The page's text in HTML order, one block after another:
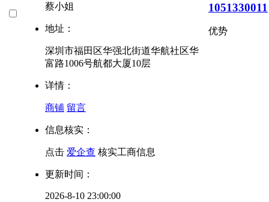
蔡小姐
地址：
深圳市福田区华强北街道华航社区华
富路1006号航都大厦10层
详情：
商铺 留言
信息核实：
点击 爱企查 核实工商信息
更新时间：
2026-8-10 23:00:00
1051330011
优势